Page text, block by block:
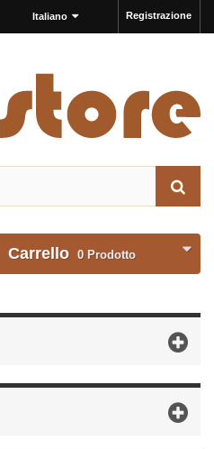
Registrazione
Italiano
Carrello 0 Prodotto